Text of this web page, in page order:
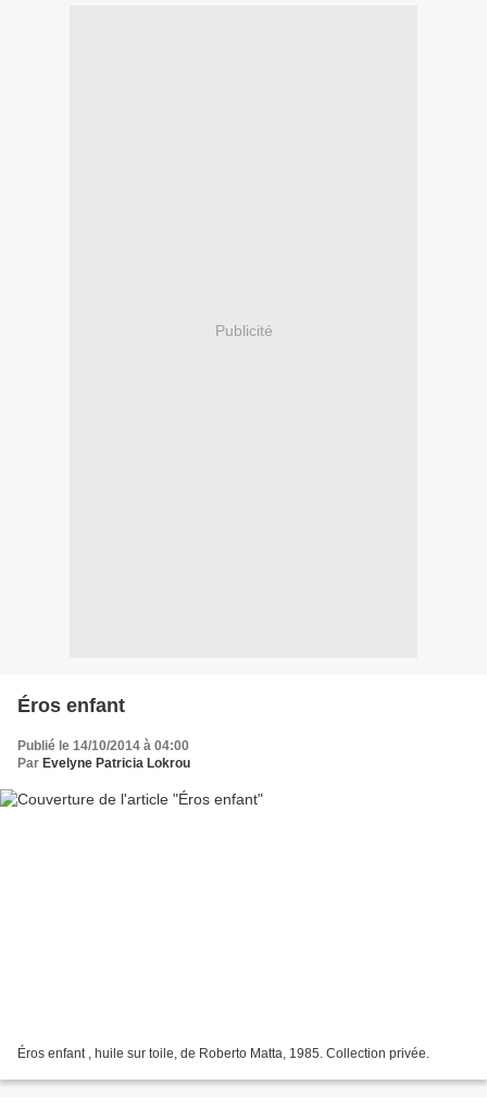
Publicité
Éros enfant
Publié le 14/10/2014 à 04:00
Par Evelyne Patricia Lokrou
Éros enfant , huile sur toile, de Roberto Matta, 1985. Collection privée.